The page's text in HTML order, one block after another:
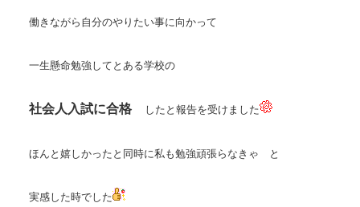
働きながら自分のやりたい事に向かって
一生懸命勉強してとある学校の
社会人入試に合格 したと報告を受けました
ほんと嬉しかったと同時に私も勉強頑張らなきゃ と
実感した時でした